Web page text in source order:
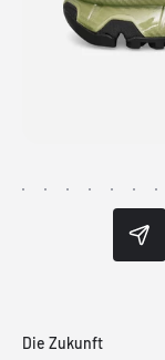
Die Zukunft